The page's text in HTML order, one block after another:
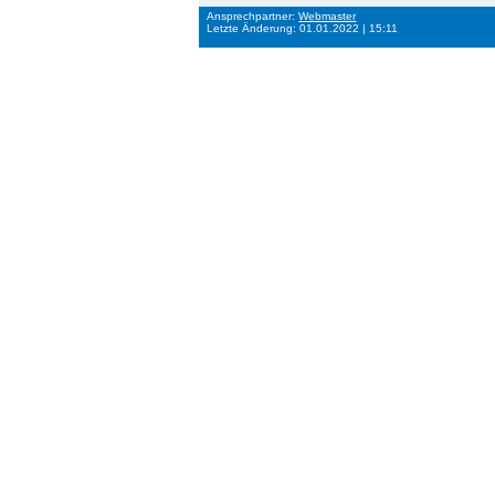
Ansprechpartner:Webmaster
Letzte Änderung: 01.01.2022 | 15:11